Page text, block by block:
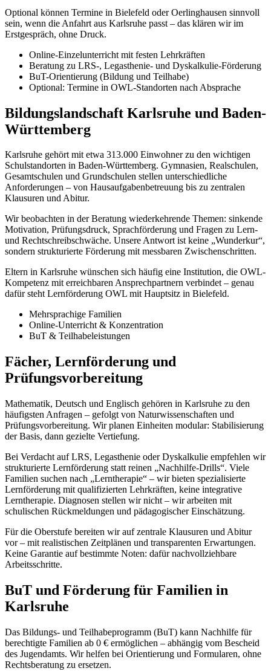
Optional können Termine in Bielefeld oder Oerlinghausen sinnvoll
sein, wenn die Anfahrt aus Karlsruhe passt – das klären wir im
Erstgespräch, ohne Druck.
Online-Einzelunterricht mit festen Lehrkräften
Beratung zu LRS-, Legasthenie- und Dyskalkulie-Förderung
BuT-Orientierung (Bildung und Teilhabe)
Optional: Termine in OWL-Standorten nach Absprache
Bildungslandschaft Karlsruhe und Baden-
Württemberg
Karlsruhe gehört mit etwa 313.000 Einwohner zu den wichtigen
Schulstandorten in Baden-Württemberg. Gymnasien, Realschulen,
Gesamtschulen und Grundschulen stellen unterschiedliche
Anforderungen – von Hausaufgabenbetreuung bis zu zentralen
Klausuren und Abitur.
Wir beobachten in der Beratung wiederkehrende Themen: sinkende
Motivation, Prüfungsdruck, Sprachförderung und Fragen zu Lern-
und Rechtschreibschwäche. Unsere Antwort ist keine „Wunderkur“,
sondern strukturierte Förderung mit messbaren Zwischenschritten.
Eltern in Karlsruhe wünschen sich häufig eine Institution, die OWL-
Kompetenz mit erreichbaren Ansprechpartnern verbindet – genau
dafür steht Lernförderung OWL mit Hauptsitz in Bielefeld.
Mehrsprachige Familien
Online-Unterricht & Konzentration
BuT & Teilhabeleistungen
Fächer, Lernförderung und
Prüfungsvorbereitung
Mathematik, Deutsch und Englisch gehören in Karlsruhe zu den
häufigsten Anfragen – gefolgt von Naturwissenschaften und
Prüfungsvorbereitung. Wir planen Einheiten modular: Stabilisierung
der Basis, dann gezielte Vertiefung.
Bei Verdacht auf LRS, Legasthenie oder Dyskalkulie empfehlen wir
strukturierte Lernförderung statt reinen „Nachhilfe-Drills“. Viele
Familien suchen nach „Lerntherapie“ – wir bieten spezialisierte
Lernförderung mit qualifizierten Lehrkräften, keine integrative
Lerntherapie. Diagnosen stellen wir nicht – wir arbeiten mit
schulischen Rückmeldungen und pädagogischer Einschätzung.
Für die Oberstufe bereiten wir auf zentrale Klausuren und Abitur
vor – mit realistischen Zeitplänen und transparenten Erwartungen.
Keine Garantie auf bestimmte Noten: dafür nachvollziehbare
Arbeitsschritte.
BuT und Förderung für Familien in
Karlsruhe
Das Bildungs- und Teilhabeprogramm (BuT) kann Nachhilfe für
berechtigte Familien ab 0 € ermöglichen – abhängig vom Bescheid
des Jugendamts. Wir helfen bei Orientierung und Formularen, ohne
Rechtsberatung zu ersetzen.